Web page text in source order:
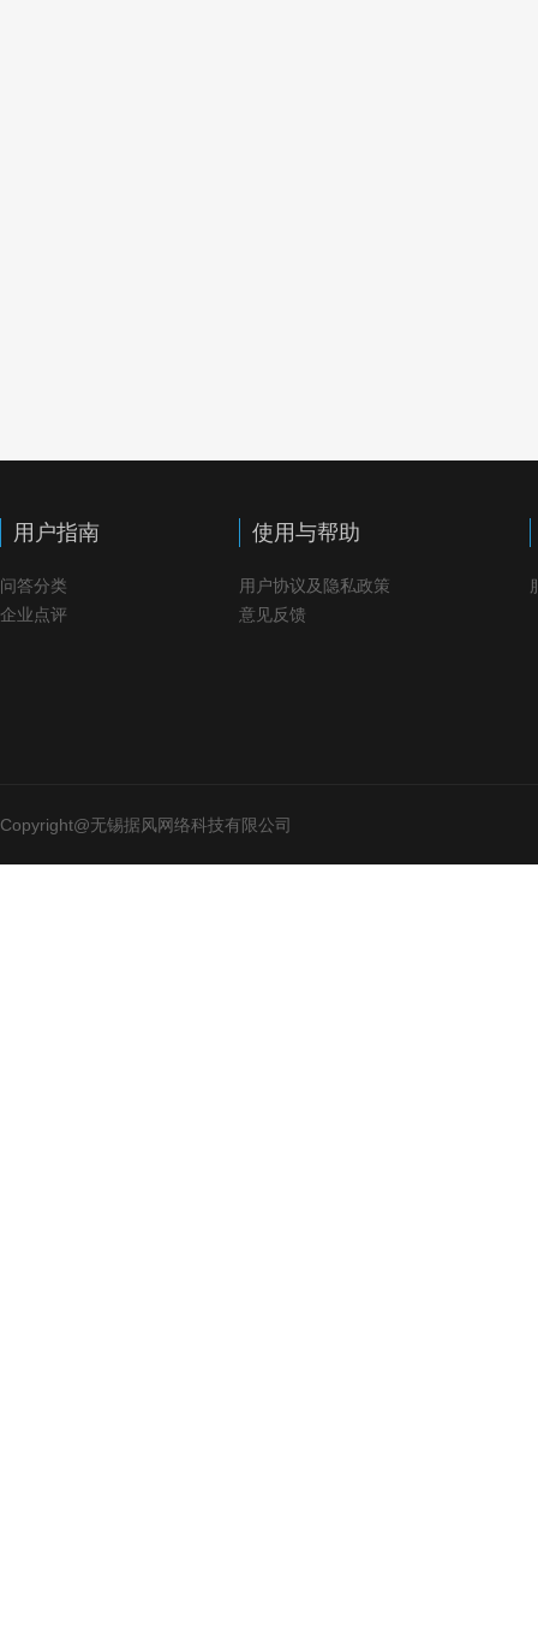
用户指南
问答分类
企业点评
使用与帮助
用户协议及隐私政策
意见反馈
Copyright@无锡据风网络科技有限公司